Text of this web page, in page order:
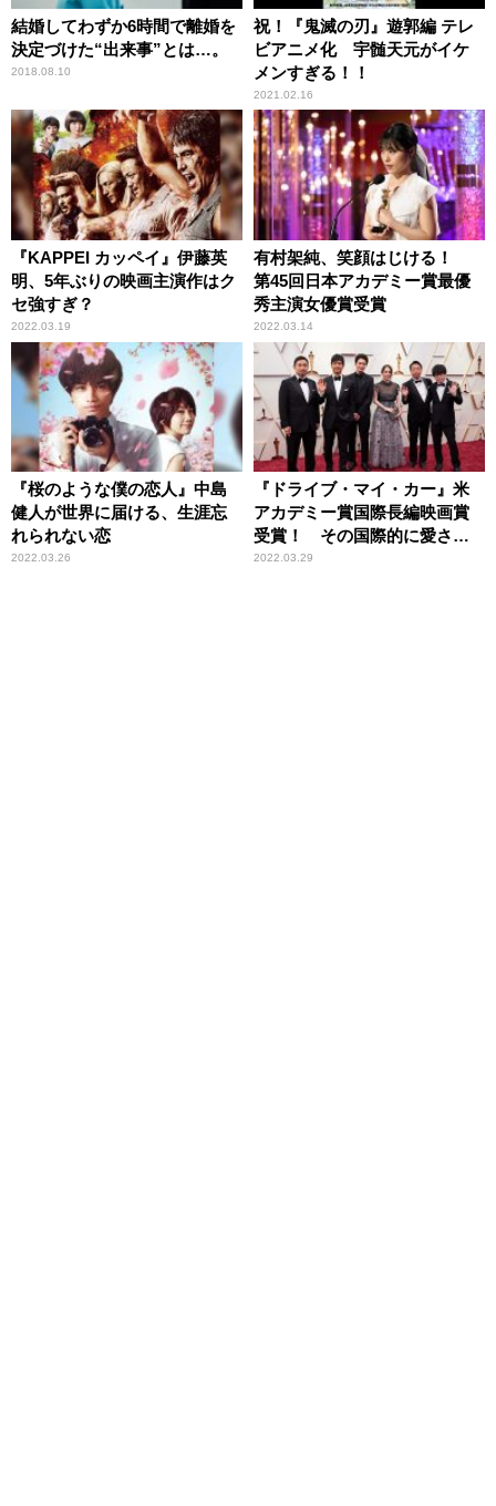
結婚してわずか6時間で離婚を
決定づけた“出来事”とは…。
2018.08.10
祝！『鬼滅の刃』遊郭編 テレ
ビアニメ化 宇髄天元がイケ
メンすぎる！！
2021.02.16
『KAPPEI カッペイ』伊藤英
明、5年ぶりの映画主演作はク
セ強すぎ？
2022.03.19
有村架純、笑顔はじける！
第45回日本アカデミー賞最優
秀主演女優賞受賞
2022.03.14
『桜のような僕の恋人』中島
健人が世界に届ける、生涯忘
れられない恋
2022.03.26
『ドライブ・マイ・カー』米
アカデミー賞国際長編映画賞
受賞！ その国際的に愛され
る所以
2022.03.29